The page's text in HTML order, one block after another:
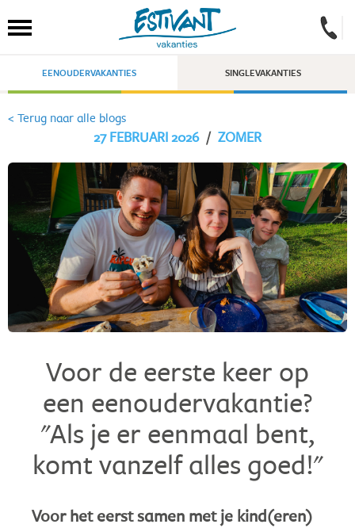
EENOUDERVAKANTIES SINGLEVAKANTIES
< Terug naar alle blogs
27 FEBRUARI 2026 / ZOMER
Voor de eerste keer op
een eenoudervakantie?
"Als je er eenmaal bent,
komt vanzelf alles goed!"
Voor het eerst samen met je kind(eren)